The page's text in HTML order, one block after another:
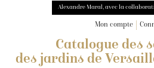
Alexandre Maral, avec la
Mon compte
Catalogue des
des jardins de